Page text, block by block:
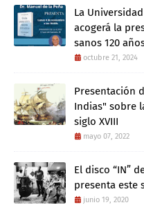
La
acogerá la
sanos 120
octubre 21, 2024
Presentación
Indias" sobre
siglo XVIII
mayo 07, 2022
El disco “IN”
presenta este
junio 19, 2020